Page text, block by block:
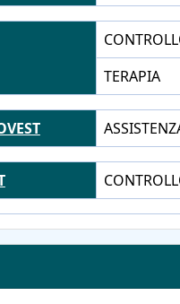
TERAPIA